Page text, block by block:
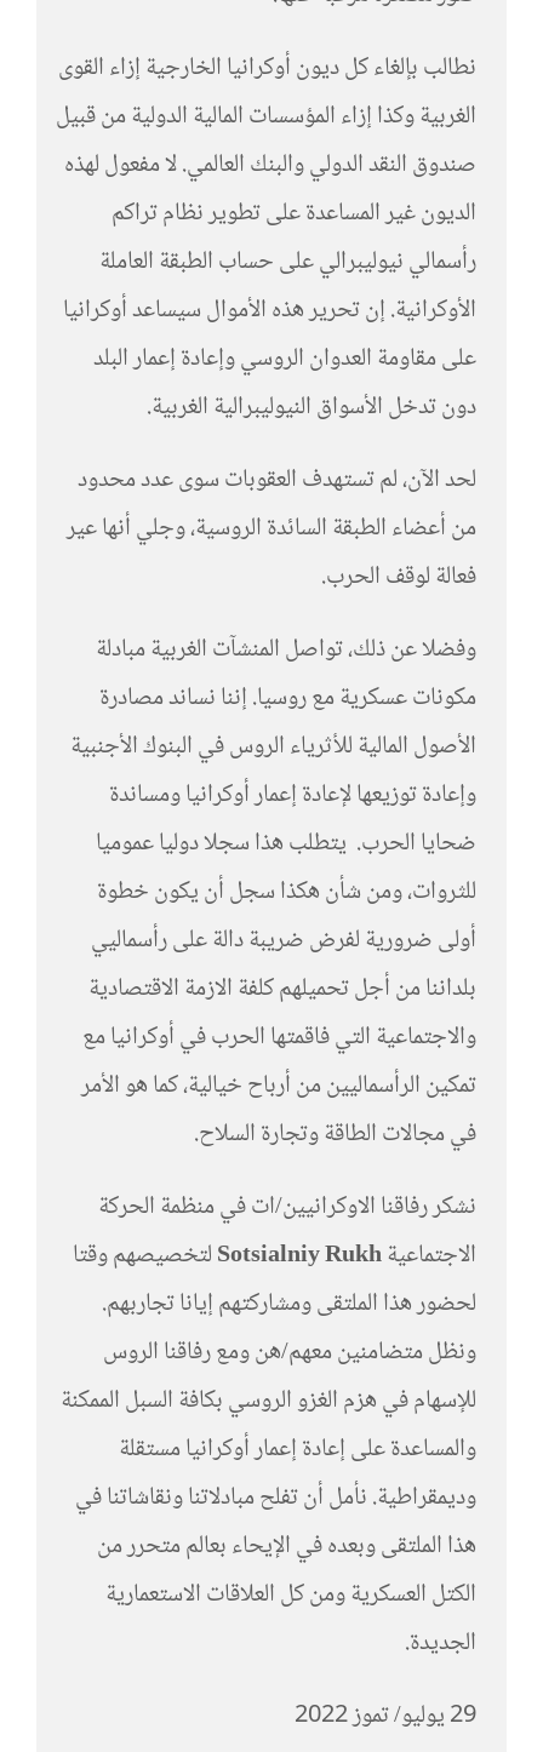
نطالب بإلغاء كل ديون أوكرانيا الخارجية إزاء القوى
الغربية وكذا إزاء المؤسسات المالية الدولية من قبيل
صندوق النقد الدولي والبنك العالمي. لا مفعول لهذه
الديون غير المساعدة على تطوير نظام تراكم
رأسمالي نيوليبرالي على حساب الطبقة العاملة
الأوكرانية. إن تحرير هذه الأموال سيساعد أوكرانيا
على مقاومة العدوان الروسي وإعادة إعمار البلد
دون تدخل الأسواق النيوليبرالية الغربية.
لحد الآن، لم تستهدف العقوبات سوى عدد محدود
من أعضاء الطبقة السائدة الروسية، وجلي أنها عير
فعالة لوقف الحرب.
وفضلا عن ذلك، تواصل المنشآت الغربية مبادلة
مكونات عسكرية مع روسيا. إننا نساند مصادرة
الأصول المالية للأثرياء الروس في البنوك الأجنبية
وإعادة توزيعها لإعادة إعمار أوكرانيا ومساندة
ضحايا الحرب. يتطلب هذا سجلا دوليا عموميا
للثروات، ومن شأن هكذا سجل أن يكون خطوة
أولى ضرورية لفرض ضريبة دالة على رأسماليي
بلداننا من أجل تحميلهم كلفة الازمة الاقتصادية
والاجتماعية التي فاقمتها الحرب في أوكرانيا مع
تمكين الرأسماليين من أرباح خيالية، كما هو الأمر
في مجالات الطاقة وتجارة السلاح.
نشكر رفاقنا الاوكرانيين/ات في منظمة الحركة
الاجتماعية
SotsіalniyRukh
لتخصيصهم وقتا
لحضور هذا الملتقى ومشاركتهم إيانا تجاربهم.
ونظل متضامنين معهم/هن ومع رفاقنا الروس
للإسهام في هزم الغزو الروسي بكافة السبل الممكنة
والمساعدة على إعادة إعمار أوكرانيا مستقلة
وديمقراطية. نأمل أن تفلح مبادلاتنا ونقاشاتنا في
هذا الملتقى وبعده في الإيحاء بعالم متحرر من
الكتل العسكرية ومن كل العلاقات الاستعمارية
الجديدة.
29 يوليو/ تموز 2022